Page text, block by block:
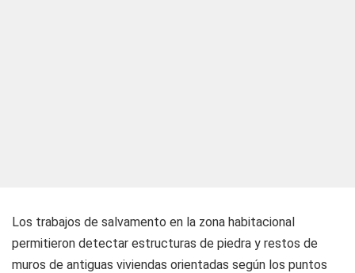
Los trabajos de salvamento en la zona habitacional
permitieron detectar estructuras de piedra y restos de
muros de antiguas viviendas orientadas según los puntos